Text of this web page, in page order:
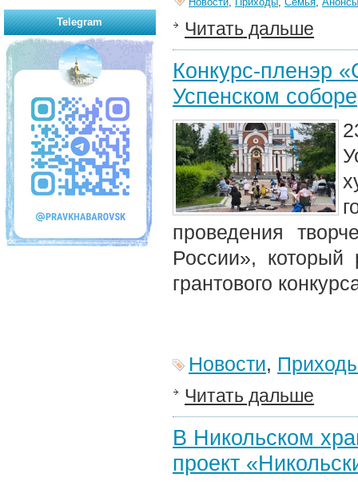
Читать дальше
Конкурс-пленэр
Успенском соборе
проведения
России», который
грантового
Новости,
Читать дальше
В Никольском
проект
Telegram